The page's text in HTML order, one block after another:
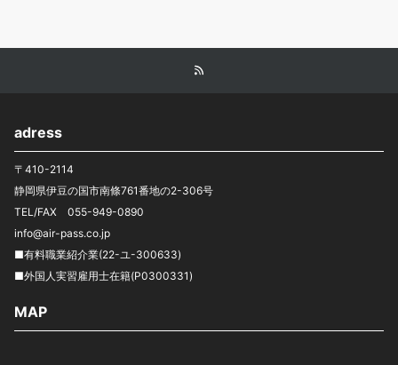
adress
〒410-2114
静岡県伊豆の国市南條761番地の2-306号
TEL/FAX 055-949-0890
info@air-pass.co.jp
■有料職業紹介業(22-ユ-300633)
■外国人実習雇用士在籍(P0300331)
MAP